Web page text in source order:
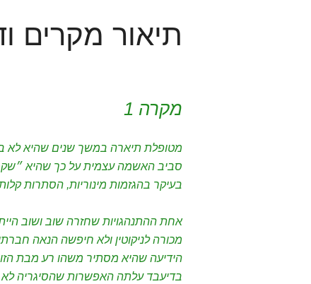
תיאור מקרים
מקרה 1
מטופלת תיארה במשך שנים שהיא לא
סביב האשמה עצמית על כך שהיא
בעיקר בהגזמות מינוריות, הסתרות
אחת ההתנהגויות שחזרה שוב ושוב
מכורה לניקוטין ולא חיפשה הנאה
הידיעה שהיא מסתיר משהו רע מבת
בדיעבד עלתה האפשרות שהסיגריה לא